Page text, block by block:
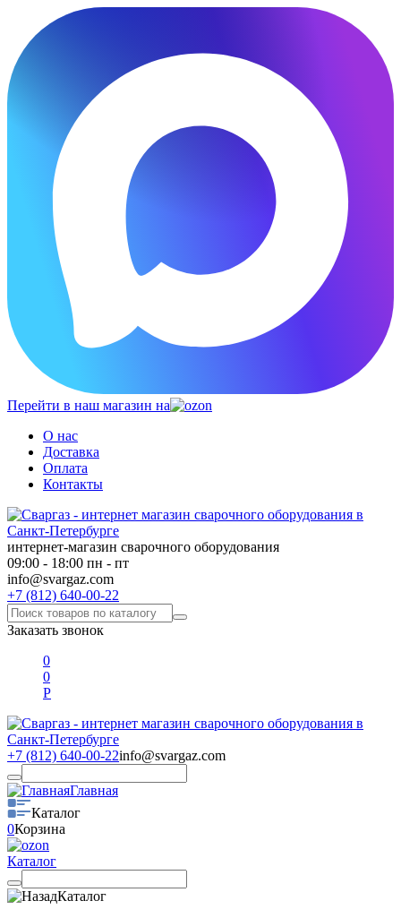
Перейти в наш магазин на
О нас
Доставка
Оплата
Контакты
интернет-магазин сварочного оборудования
09:00 - 18:00 пн - пт
info@svargaz.com
+7 (812) 640-00-22
Заказать звонок
0
0
Р
+7 (812) 640-00-22info@svargaz.com
Главная
Каталог
0Корзина
Каталог
Каталог